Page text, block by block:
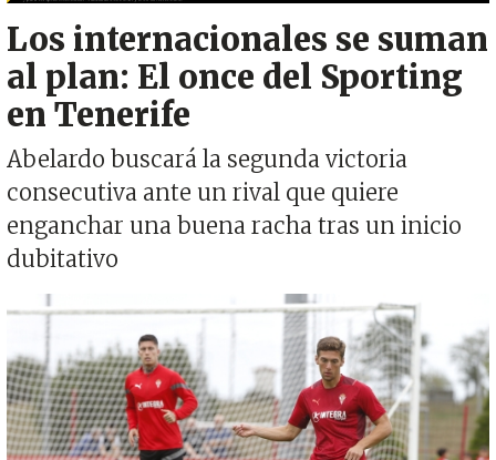
Los internacionales se suman
al plan: El once del Sporting
en Tenerife
Abelardo buscará la segunda victoria
consecutiva ante un rival que quiere
enganchar una buena racha tras un inicio
dubitativo
Imagen